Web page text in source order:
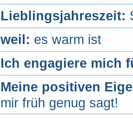
Lieblingsjahreszeit:
weil: es warm ist
Ich engagiere mich
Meine positiven
mir früh genug sagt!